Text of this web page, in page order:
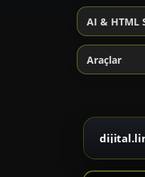
AI & HTML
Araçlar
Kısa link için